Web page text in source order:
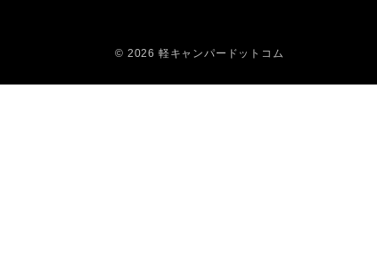
© 2026 軽キャンパードットコム